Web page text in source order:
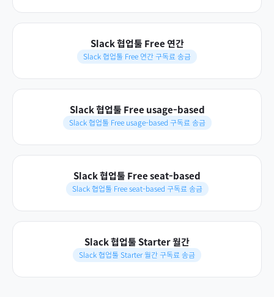
Slack 협업툴 Free 연간
Slack 협업툴 Free 연간 구독료 송금
Slack 협업툴 Free usage-based
Slack 협업툴 Free usage-based 구독료 송금
Slack 협업툴 Free seat-based
Slack 협업툴 Free seat-based 구독료 송금
Slack 협업툴 Starter 월간
Slack 협업툴 Starter 월간 구독료 송금